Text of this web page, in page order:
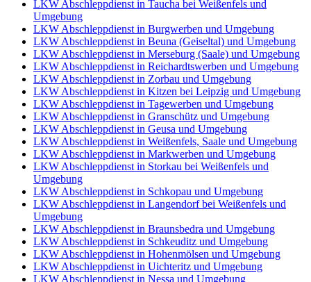
LKW Abschleppdienst in Taucha bei Weißenfels und
Umgebung
LKW Abschleppdienst in Burgwerben und Umgebung
LKW Abschleppdienst in Beuna (Geiseltal) und Umgebung
LKW Abschleppdienst in Merseburg (Saale) und Umgebung
LKW Abschleppdienst in Reichardtswerben und Umgebung
LKW Abschleppdienst in Zorbau und Umgebung
LKW Abschleppdienst in Kitzen bei Leipzig und Umgebung
LKW Abschleppdienst in Tagewerben und Umgebung
LKW Abschleppdienst in Granschütz und Umgebung
LKW Abschleppdienst in Geusa und Umgebung
LKW Abschleppdienst in Weißenfels, Saale und Umgebung
LKW Abschleppdienst in Markwerben und Umgebung
LKW Abschleppdienst in Storkau bei Weißenfels und
Umgebung
LKW Abschleppdienst in Schkopau und Umgebung
LKW Abschleppdienst in Langendorf bei Weißenfels und
Umgebung
LKW Abschleppdienst in Braunsbedra und Umgebung
LKW Abschleppdienst in Schkeuditz und Umgebung
LKW Abschleppdienst in Hohenmölsen und Umgebung
LKW Abschleppdienst in Uichteritz und Umgebung
LKW Abschleppdienst in Nessa und Umgebung